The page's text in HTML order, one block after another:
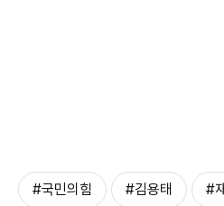
#국민의힘 #김용태 #